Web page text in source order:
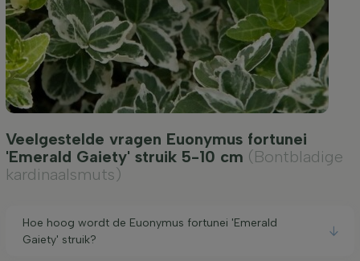
Veelgestelde vragen Euonymus fortunei
'Emerald Gaiety' struik 5-10 cm (Bontbladige
kardinaalsmuts)
Hoe hoog wordt de Euonymus fortunei 'Emerald
Gaiety' struik?